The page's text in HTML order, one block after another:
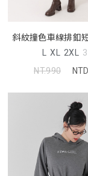
斜紋撞色車線排釦
帶)
L XL 2XL
NT.990